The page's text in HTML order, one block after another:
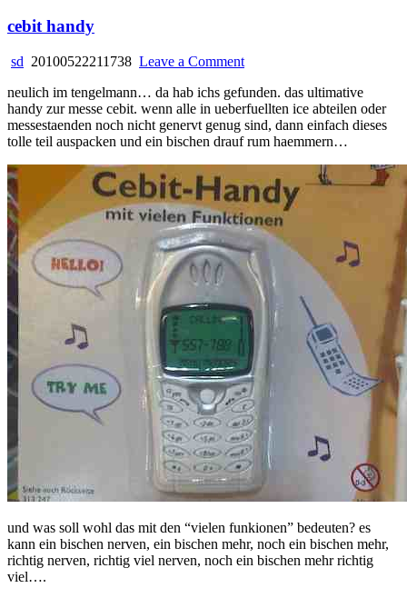
cebit handy
sd 20100522211738 Leave a Commenton
handy
neulich im tengelmann… da hab ichs gefunden. das ultimative
handy zur messe cebit. wenn alle in ueberfuellten ice abteilen oder
messestaenden noch nicht genervt genug sind, dann einfach dieses
tolle teil auspacken und ein bischen drauf rum haemmern…
und was soll wohl das mit den “vielen funkionen” bedeuten? es
kann ein bischen nerven, ein bischen mehr, noch ein bischen mehr,
richtig nerven, richtig viel nerven, noch ein bischen mehr richtig
viel….